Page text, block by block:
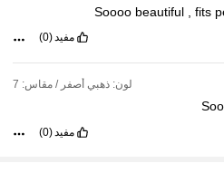
Soooo beautiful ,fits
مفيد(0)
لون: ذهبي أصفر / مقاس: 7
مفيد (0)